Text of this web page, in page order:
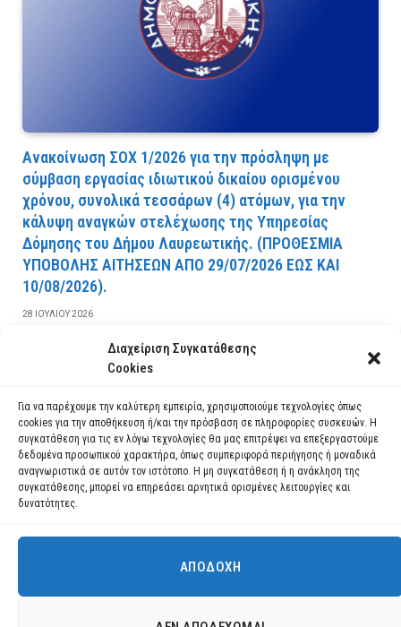
Διαχείριση Συγκατάθεσης
Cookies
Για να παρέχουμε την καλύτερη εμπειρία, χρησιμοποιούμε τεχνολογίες όπως
cookies για την αποθήκευση ή/και την πρόσβαση σε πληροφορίες συσκευών. Η
συγκατάθεση για τις εν λόγω τεχνολογίες θα μας επιτρέψει να επεξεργαστούμε
δεδομένα προσωπικού χαρακτήρα, όπως συμπεριφορά περιήγησης ή μοναδικά
αναγνωριστικά σε αυτόν τον ιστότοπο. Η μη συγκατάθεση ή η ανάκληση της
συγκατάθεσης, μπορεί να επηρεάσει αρνητικά ορισμένες λειτουργίες και
δυνατότητες.
ΑΠΟΔΟΧΉ
Ανακοίνωση ΣΟΧ 1/2026 για την πρόσληψη με
σύμβαση εργασίας ιδιωτικού δικαίου ορισμένου
χρόνου, συνολικά τεσσάρων (4) ατόμων, για την
κάλυψη αναγκών στελέχωσης της Υπηρεσίας
Δόμησης του Δήμου Λαυρεωτικής. (ΠPOΘEΣMIA
YΠOBOΛHΣ AITHΣEΩN AΠO 29/07/2026 EΩΣ KAI
10/08/2026).
28 ΙΟΥΛΊΟΥ 2026
ΔΙΑΒΆΣΤΕ ΠΕΡΙΣΣΌΤΕΡΑ
Χρησιμοποιούμε cookies για να σας προσφέρουμε τη βέλτιστη εμπειρία
πλοήγησης στον ιστότοπό μας.